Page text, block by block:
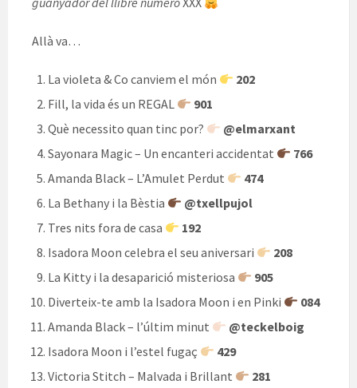
Allà va…
La violeta & Co canviem el món
202
Fill, la vida és un REGAL
901
Què necessito quan tinc por?
@elmarxant
Sayonara Magic – Un encanteri accidentat
766
Amanda Black – L’Amulet Perdut
474
La Bethany i la Bèstia
@txellpujol
Tres nits fora de casa
192
Isadora Moon celebra el seu aniversari
208
La Kitty i la desaparició misteriosa
905
Diverteix-te amb la Isadora Moon i en Pinki
084
Amanda Black – l’últim minut
@teckelboig
Isadora Moon i l’estel fugaç
429
Victoria Stitch – Malvada i Brillant
281